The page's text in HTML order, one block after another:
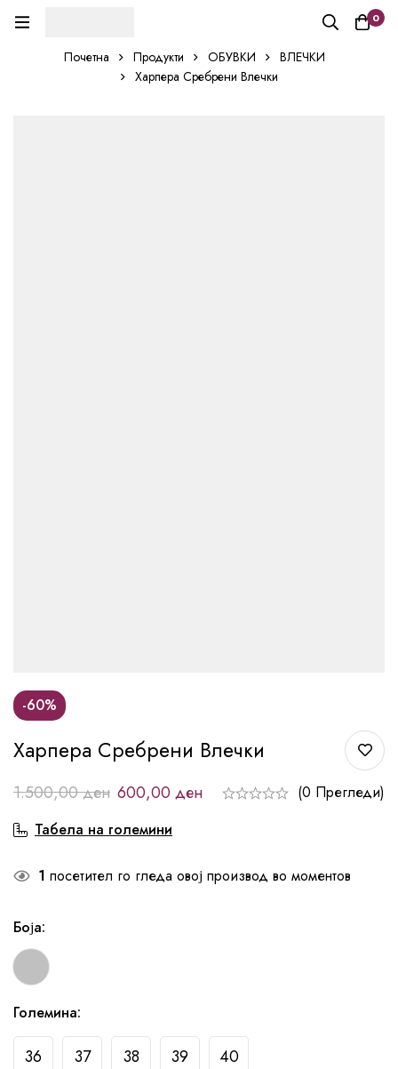
0
Почетна Продукти ОБУВКИ
ВЛЕЧКИ
Харпера Сребрени Влечки
-60%
Харпера Сребрени Влечки
1.500,00ден 600,00 ден
(0 Прегледи)
Табела на големини
1 посетител го гледа овој производ во моментов
Боја:
Големина:
36 37 38 39 40